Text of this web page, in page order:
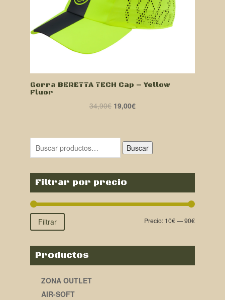
Gorra BERETTA TECH Cap – Yellow
Fluor
34,90€ El
era:
34,90€.
19,00€El
es:
19,00€.
Buscar
Filtrar por precio
Filtrar Precio: 10€—90€
Productos
ZONA OUTLET
AIR-SOFT